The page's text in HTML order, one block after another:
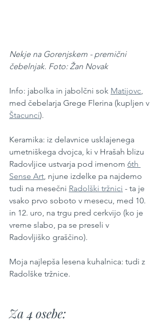
Nekje na Gorenjskem - premični
čebelnjak. Foto: Žan Novak
Info: jabolka in jabolčni sok Matijovc,
med čebelarja Grege Flerina (kupljen v
Štacunci).
Keramika: iz delavnice usklajenega
umetniškega dvojca, ki v Hrašah blizu
Radovljice ustvarja pod imenom 6th
Sense Art, njune izdelke pa najdemo
tudi na mesečni Radolški tržnici - ta je
vsako prvo soboto v mesecu, med 10.
in 12. uro, na trgu pred cerkvijo (ko je
vreme slabo, pa se preseli v
Radovljiško graščino).
Moja najlepša lesena kuhalnica: tudi z
Radolške tržnice.
Za 4 osebe: